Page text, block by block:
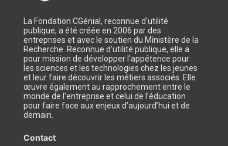
La Fondation CGénial, reconnue d’utilité
publique, a été créée en 2006 par des
entreprises et avec le soutien du Ministère de la
Recherche. Reconnue d’utilité publique, elle a
pour mission de développer l'appétence pour
les sciences et les technologies chez les jeunes
et leur faire découvrir les métiers associés. Elle
œuvre également au rapprochement entre le
monde de l’entreprise et celui de l’éducation
pour faire face aux enjeux d’aujourd’hui et de
demain.
Contact